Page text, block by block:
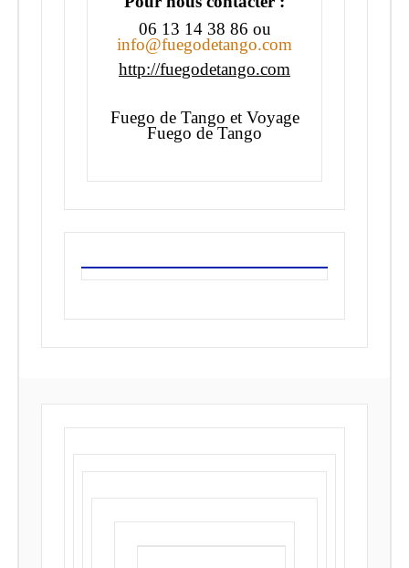
06 13 14 38 86 ou
info@fuegodetango.com
http://fuegodetango.com
Fuego de Tango et Voyage
Fuego de Tango